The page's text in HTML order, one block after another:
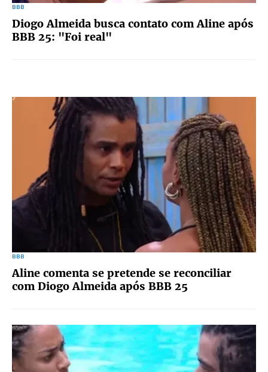
BBB
Diogo Almeida busca contato com Aline após
BBB 25: "Foi real"
BBB
Aline comenta se pretende se reconciliar
com Diogo Almeida após BBB 25